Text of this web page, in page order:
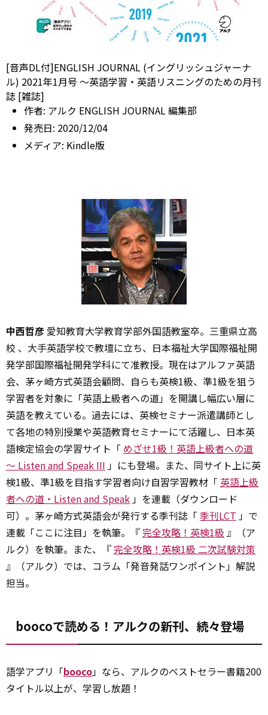
[音声DL付]ENGLISH JOURNAL (イングリッシュジャーナ
ル) 2021年1月号 ～英語学習・英語リスニングのための月刊
誌 [雑誌]
作者: アルク ENGLISH JOURNAL 編集部
発売日: 2020/12/04
メディア: Kindle版
中西哲彦 愛知教育大学教育学部外国語教室卒。三重県立高
校 、大手英語学校で教壇に立ち、日本福祉大学国際福祉開
発学部国際福祉開発学科にて准教授。現在はアルファ英語
会、茅ヶ崎方式英語会顧問、自らも英検1級、準1級を狙う
学習者を対象に「英語上級者への道」を開講し幅広い層に
英語を教えている。過去には、英検セミナー派遣講師とし
て各地の特別授業や英語教育セミナーにて活躍し、日本英
語検定協会の学習サイト「 めざせ1級！英語上級者への道
～ Listen and Speak III 」にも登場。また、同サイト上に英
検1級、準1級を目指す学習者向け自習学習教材「 英語上級
者への道・Listen and Speak 」を連載（ダウンロード
可）。茅ヶ崎方式英語会が発行する季刊誌「 季刊LCT 」で
連載「ここに注目」を執筆。『 完全攻略！英検1級 』（ア
ルク）を執筆。また、『 完全攻略！英検1級 二次試験対策
』（アルク）では、コラム「発音発話ワンポイント」解説
担当。
boocoで読める！アルクの新刊、続々登場
語学アプリ「booco」なら、アルクのベストセラー書籍200
タイトル以上が、学習し放題！